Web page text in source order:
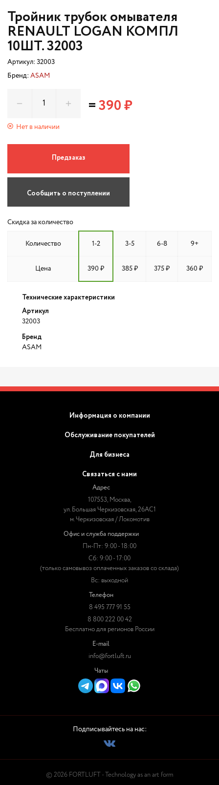
Тройник трубок омывателя
RENAULT LOGAN КОМПЛ
10ШТ. 32003
Артикул: 32003
Бренд: ASAM
Нет в наличии
=390 ₽
Предзаказ
Сообщить о поступлении
Скидка за количество
Количество 1-2 3-5 6-8 9+
Цена 390 ₽ 385 ₽ 375 ₽ 360 ₽
Технические характеристики
Артикул
32003
Бренд
ASAM
Информация о компании
Обслуживание покупателей
Для бизнеса
Связаться с нами
Адрес
107553, Москва,
ул. Большая Черкизовская, 26АС1
м. Черкизовская / Локомотив
Офис и служба поддержки
Пн-Пт: 9:00 - 18:00
Сб: 9:00 - 17:00
(только самовывоз оплаченных заказов со склада)
Вс: выходной
Телефон
8 495 777 91 55
8 800 222 00 42
Бесплатно для регионов России
E-mail
info@fortluft.ru
Чаты
Подписывайтесь на нас:
© 2026 FORTLUFT - Technology as an art form